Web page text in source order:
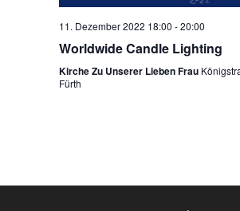
11. Dezember 2022 18:00 -20:00
Worldwide Candle Lighting
Kirche Zu Unserer Lieben Frau
Fürth